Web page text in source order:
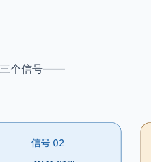
三个信号——